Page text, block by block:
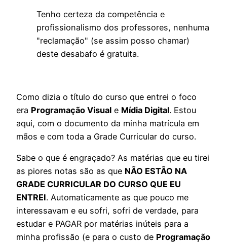
Tenho certeza da competência e
profissionalismo dos professores, nenhuma
"reclamação" (se assim posso chamar)
deste desabafo é gratuita.
Como dizia o título do curso que entrei o foco
era Programação Visual e Mídia Digital. Estou
aqui, com o documento da minha matrícula em
mãos e com toda a Grade Curricular do curso.
Sabe o que é engraçado? As matérias que eu tirei
as piores notas são as que NÃO ESTÃO NA
GRADE CURRICULAR DO CURSO QUE EU
ENTREI. Automaticamente as que pouco me
interessavam e eu sofri, sofri de verdade, para
estudar e PAGAR por matérias inúteis para a
minha profissão (e para o custo de Programação